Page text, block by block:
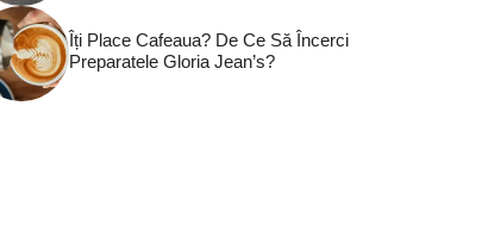
Îți Place Cafeaua? De Ce Să Încerci
Preparatele Gloria Jean’s?